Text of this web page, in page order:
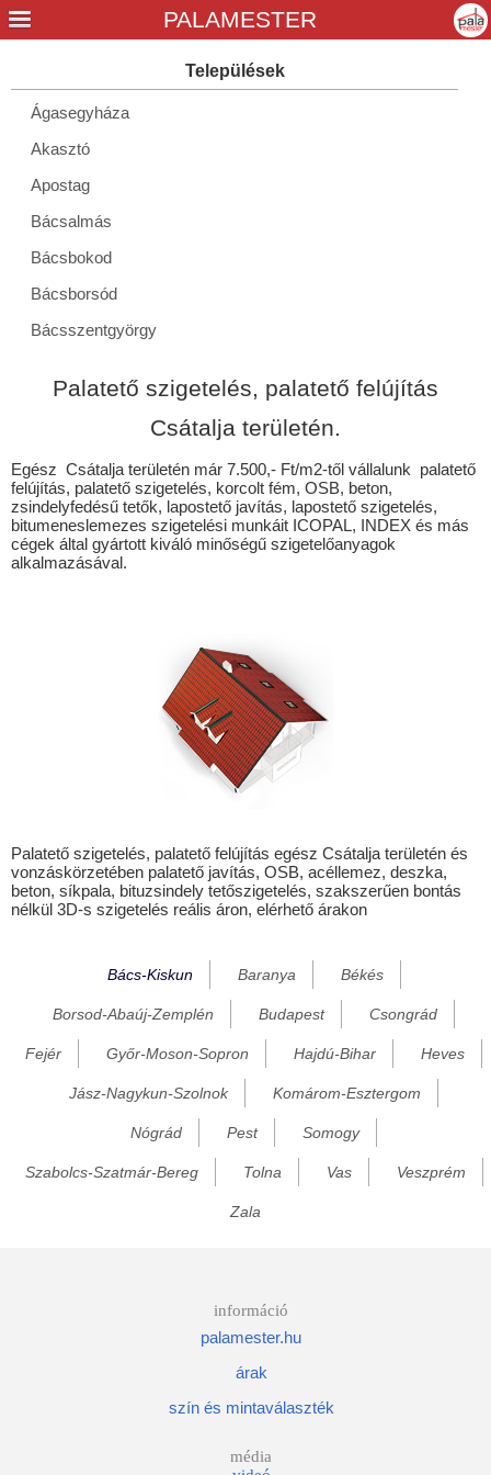
Ágasegyháza
Akasztó
Apostag
Bácsalmás
Bácsbokod
Bácsborsód
Bácsszentgyörgy
Baja
Balotaszállás
Bátmonostor
Bátya
Csikéria
Csököly
Dunaegyháza
Dunafalva
Dunapataj
Dunaszentbenedek
Dunatetétlen
Palatető szigetelés, palatető felújítás
Csátalja területén.
Egész Csátalja területén már 7.500,- Ft/m2-től vállalunk palatető
felújítás, palatető szigetelés, korcolt fém, OSB, beton,
zsindelyfedésű tetők, lapostető javítás, lapostető szigetelés,
bitumeneslemezes szigetelési munkáit ICOPAL, INDEX és más
cégek által gyártott kiváló minőségű szigetelőanyagok
alkalmazásával.
Palatető szigetelés, palatető felújítás egész Csátalja területén és
vonzáskörzetében palatető javítás, OSB, acéllemez, deszka,
beton, síkpala, bituzsindely tetőszigetelés, szakszerűen bontás
nélkül 3D-s szigetelés reális áron, elérhető árakon
Bács-Kiskun Baranya Békés
Borsod-Abaúj-Zemplén Budapest Csongrád
Fejér Győr-Moson-Sopron Hajdú-Bihar Heves
Jász-Nagykun-Szolnok Komárom-Esztergom
Nógrád Pest Somogy
Szabolcs-Szatmár-Bereg Tolna Vas Veszprém
Zala
információ
palamester.hu
árak
szín és mintaválaszték
média